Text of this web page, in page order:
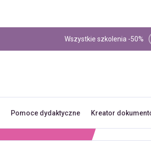
Wszystkie szkolenia -50%
Pomoce dydaktyczne Kreator